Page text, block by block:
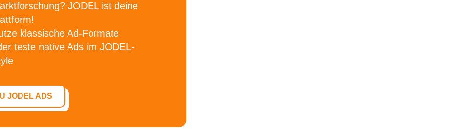
JODEL ist deine
klassische Ad-Formate
teste native Ads im JODEL-
JODEL ADS